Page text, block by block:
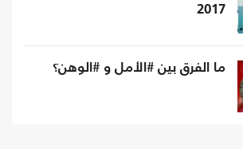
2017
ما الفرق بين #الأمل و #الوهن؟